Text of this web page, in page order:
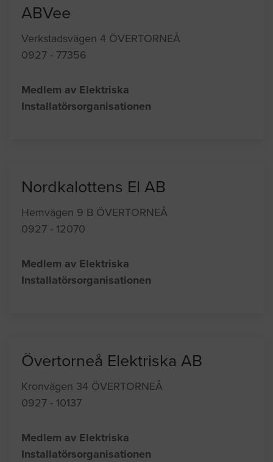
ABVee
Verkstadsvägen 4 ÖVERTORNEÅ
0927 - 77356
Medlem av Elektriska
Installatörsorganisationen
Nordkalottens El AB
Hemvägen 9 B ÖVERTORNEÅ
0927 - 12070
Medlem av Elektriska
Installatörsorganisationen
Övertorneå Elektriska AB
Kronvägen 34 ÖVERTORNEÅ
0927 - 10137
Medlem av Elektriska
Installatörsorganisationen